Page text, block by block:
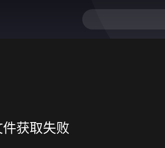
获取失败